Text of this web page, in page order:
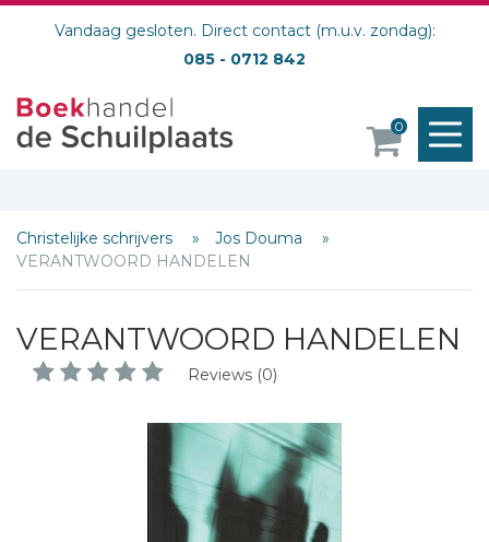
Vandaag gesloten. Direct contact (m.u.v. zondag):
085 - 0712 842
0
Christelijke schrijvers
Jos Douma
VERANTWOORD HANDELEN
VERANTWOORD HANDELEN
Reviews (0)